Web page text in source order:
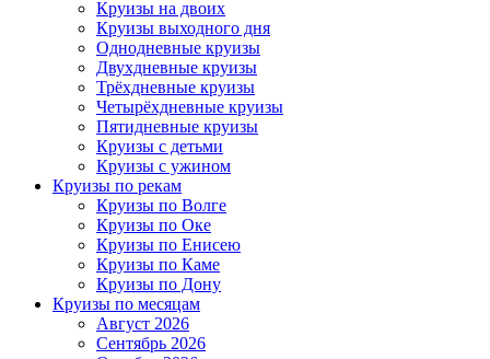
Круизы на двоих
Круизы выходного дня
Однодневные круизы
Двухдневные круизы
Трёхдневные круизы
Четырёхдневные круизы
Пятидневные круизы
Круизы с детьми
Круизы с ужином
Круизы по рекам
Круизы по Волге
Круизы по Оке
Круизы по Енисею
Круизы по Каме
Круизы по Дону
Круизы по месяцам
Август 2026
Сентябрь 2026